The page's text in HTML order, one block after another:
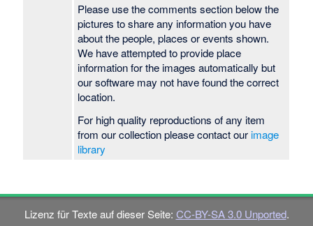
Please use the comments section below the
pictures to share any information you have
about the people, places or events shown.
We have attempted to provide place
information for the images automatically but
our software may not have found the correct
location.
For high quality reproductions of any item
from our collection please contact our image
library
Lizenz für Texte auf dieser Seite: CC-BY-SA 3.0 Unported.